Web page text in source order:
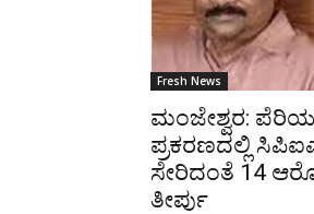
Fresh News
ಮಂಜೇಶ್ವರ:
ಪ್ರಕರಣದಲ್ಲಿ
ಸೇರಿದಂತೆ 14
ತೀರ್ಪು